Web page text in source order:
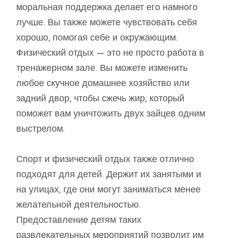
моральная поддержка делает его намного
лучше. Вы также можете чувствовать себя
хорошо, помогая себе и окружающим.
Физический отдых — это не просто работа в
тренажерном зале. Вы можете изменить
любое скучное домашнее хозяйство или
задний двор, чтобы сжечь жир, который
поможет вам уничтожить двух зайцев одним
выстрелом.
Спорт и физический отдых также отлично
подходят для детей. Держит их занятыми и
на улицах, где они могут заниматься менее
желательной деятельностью.
Предоставление детям таких
развлекательных мероприятий позволит им